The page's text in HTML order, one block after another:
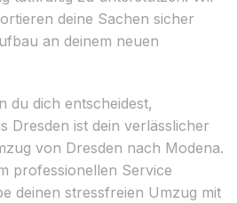
deine Sachen sicher
an deinem neuen
du dich entscheidest,
Dresden ist dein verlässlicher
von Dresden nach Modena.
professionellen Service
deinen stressfreien Umzug mit